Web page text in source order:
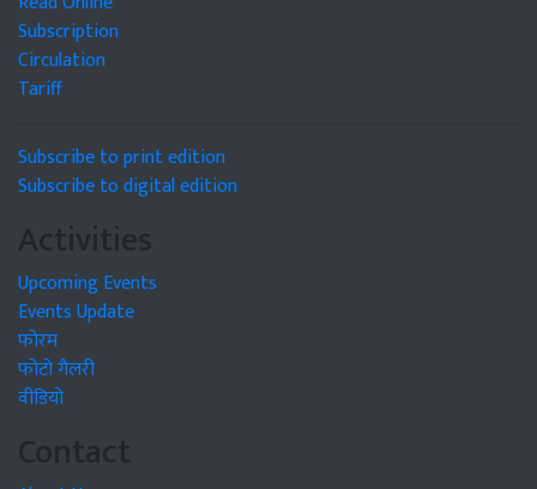
Subscription
Circulation
Tariff
Subscribe to print edition
Subscribe to digital edition
Activities
Upcoming Events
Events Update
फोरम
फोटो गैलरी
वीडियो
Contact